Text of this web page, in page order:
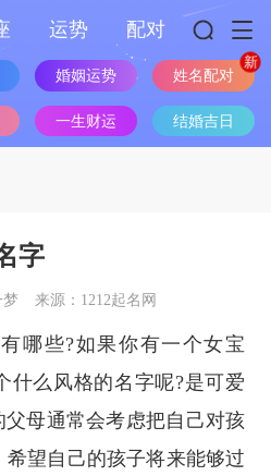
运势 配对
婚姻运势 姓名配对
一生财运 结婚吉日
字
来源：1212起名网
哪些?如果你有一个女宝
什么风格的名字呢?是可爱
父母通常会考虑把自己对孩
望自己的孩子将来能够过